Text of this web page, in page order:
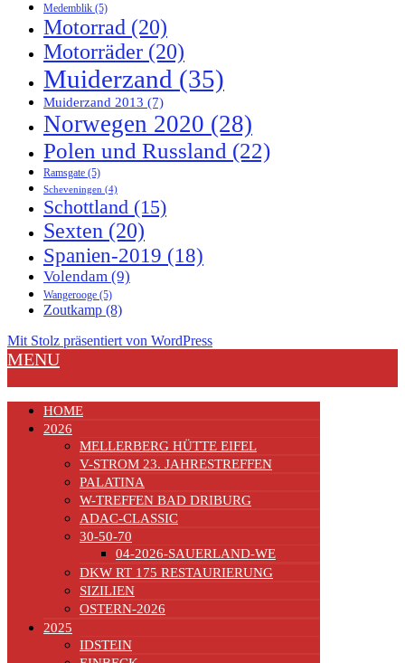
Medemblik (5)
Motorrad (20)
Motorräder (20)
Muiderzand (35)
Muiderzand 2013 (7)
Norwegen 2020 (28)
Polen und Russland (22)
Ramsgate (5)
Scheveningen (4)
Schottland (15)
Sexten (20)
Spanien-2019 (18)
Volendam (9)
Wangerooge (5)
Zoutkamp (8)
Mit Stolz präsentiert von WordPress
MENU
HOME
2026
MELLERBERG HÜTTE EIFEL
V-STROM 23. JAHRESTREFFEN
PALATINA
W-TREFFEN BAD DRIBURG
ADAC-CLASSIC
30-50-70
04-2026-SAUERLAND-WE
DKW RT 175 RESTAURIERUNG
SIZILIEN
OSTERN-2026
2025
IDSTEIN